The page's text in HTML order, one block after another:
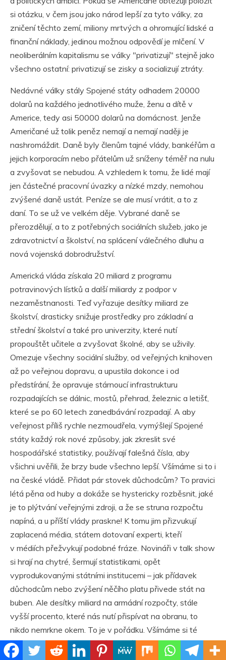
si otázku, v čem jsou jako národ lepší za tyto války, za
zničení těchto zemí, miliony mrtvých a ohromující lidské a
finanční náklady, jedinou možnou odpovědí je mlčení. V
neoliberálním kapitalismu se války "privatizují" stejně jako
všechno ostatní: privatizují se zisky a socializují ztráty.
Nedávné války stály Spojené státy odhadem 20000
dolarů na každého jednotlivého muže, ženu a dítě v
Americe, tedy asi 50000 dolarů na domácnost. Jenže
Američané už tolik peněz nemají a nemají naději je
nashromáždit. Daně byly členům tajné vlády, bankéřům a
jejich korporacím nebo přátelům už sníženy téměř na nulu
a zvyšovat se nebudou. A vzhledem k tomu, že lidé mají
jen částečné pracovní úvazky a nízké mzdy, nemohou
zvýšené daně ustát. Peníze se ale musí vrátit, a to z
daní. To se už ve velkém děje. Vybrané daně se
přerozdělují, a to z potřebných sociálních služeb, jako je
zdravotnictví a školství, na splácení válečného dluhu a
nová vojenská dobrodružství.
Americká vláda získala 20 miliard z programu
potravinových lístků a další miliardy z podpor v
nezaměstnanosti. Teď vyřazuje desítky miliard ze
školství, drasticky snižuje prostředky pro základní a
střední školství a také pro univerzity, které nutí
propouštět učitele a zvyšovat školné, aby se uživily.
Omezuje všechny sociální služby, od veřejných knihoven
až po veřejnou dopravu, a upustila dokonce i od
předstírání, že opravuje stárnoucí infrastrukturu
rozpadajících se dálnic, mostů, přehrad, železnic a letišť,
které se po 60 letech zanedbávání rozpadají. A aby
veřejnost příliš rychle nezmoudřela, vymýšlejí Spojené
státy každý rok nové způsoby, jak zkreslit své
hospodářské statistiky, používají falešná čísla, aby
všichni uvěřili, že brzy bude všechno lepší. Všímáme si to i
na české vládě. Přidat pár stovek důchodcům? To pravici
létá pěna od huby a dokáže se hystericky rozběsnit, jaké
je to plýtvání veřejnými zdroji, a že se struna rozpočtu
napíná, a u příští vlády praskne! K tomu jim přizvukují
zaplacená média, státem dotovaní experti, kteří
v médiích přežvykují podobné fráze. Novináři v talk show
si hrají na chytré, šermují statistikami, opět
vyprodukovanými státními institucemi – jak přídavek
důchodcům nebo zvýšení něčího platu přivede stát na
buben. Ale desítky miliard na armádní rozpočty, stále
vyšší procento, které nás nutí přispívat na obranu, to
nikdo nemrkne okem. To je v pořádku. Všímáme si té
disproporce? Pár stovek důchodcům rozlítí a rozohní
politiky skoro až do hysterického epileptického záchvatu,